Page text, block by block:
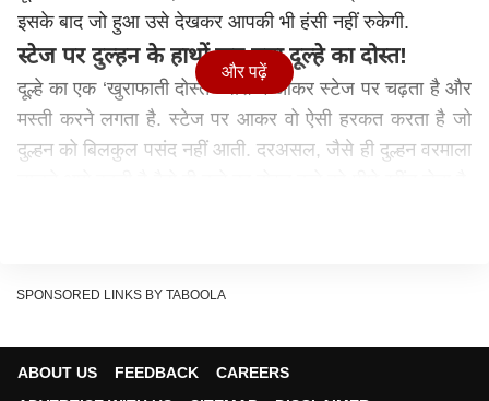
इसके बाद जो हुआ उसे देखकर आपकी भी हंसी नहीं रुकेगी.
स्टेज पर दुल्हन के हाथों कुट गया दूल्हे का दोस्त!
दूल्हे का एक ‘खुराफाती दोस्त’ जोश में आकर स्टेज पर चढ़ता है और
मस्ती करने लगता है. स्टेज पर आकर वो ऐसी हरकत करता है जो
दुल्हन को बिलकुल पसंद नहीं आती. दरअसल, जैसे ही दुल्हन वरमाला
और पढ़ें
SPONSORED LINKS BY TABOOLA
ABOUT US FEEDBACK
CAREERS